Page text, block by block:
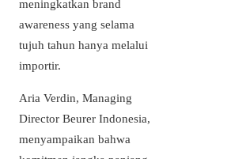
meningkatkan brand
awareness yang selama
tujuh tahun hanya melalui
importir.
Aria Verdin, Managing
Director Beurer Indonesia,
menyampaikan bahwa